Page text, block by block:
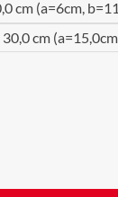
cm (a=6cm,
30,0 cm